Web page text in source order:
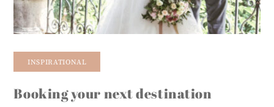
INSPIRATIONAL
Booking your next destination